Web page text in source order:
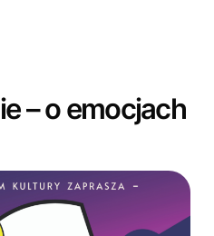
– o emocjach